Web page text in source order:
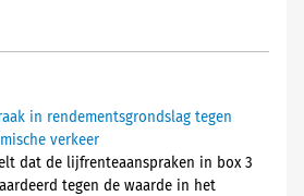
in rendementsgrondslag tegen
verkeer
dat de lijfrenteaanspraken in box 3
tegen de waarde in het